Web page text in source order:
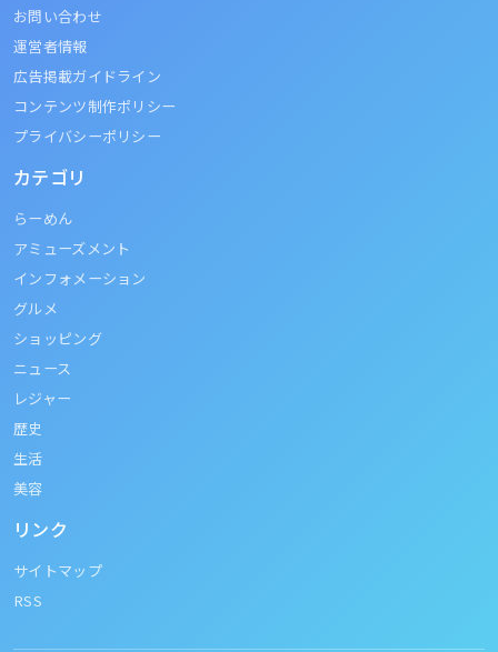
お問い合わせ
運営者情報
広告掲載ガイドライン
コンテンツ制作ポリシー
プライバシーポリシー
カテゴリ
らーめん
アミューズメント
インフォメーション
グルメ
ショッピング
ニュース
レジャー
歴史
生活
美容
リンク
サイトマップ
RSS